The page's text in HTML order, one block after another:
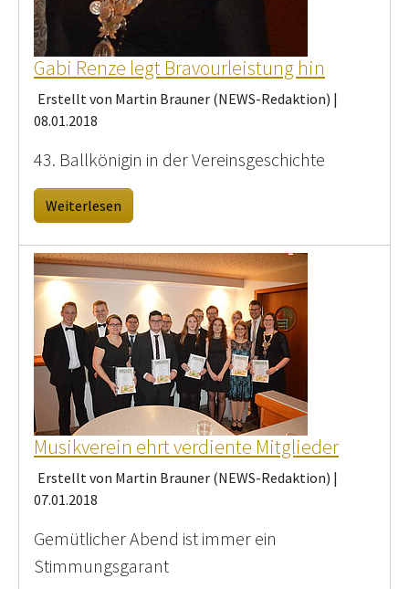
Gabi Renze legt Bravourleistung hin
Erstellt von Martin Brauner (NEWS-Redaktion) |
08.01.2018
43. Ballkönigin in der Vereinsgeschichte
Weiterlesen
Musikverein ehrt verdiente Mitglieder
Erstellt von Martin Brauner (NEWS-Redaktion) |
07.01.2018
Gemütlicher Abend ist immer ein
Stimmungsgarant